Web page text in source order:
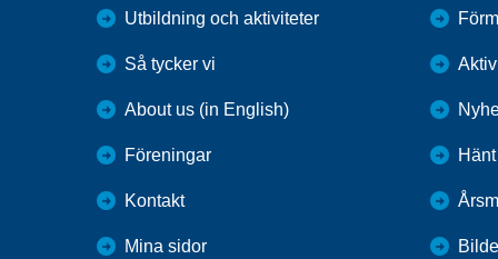
Utbildning och aktiviteter
Så tycker vi
About us (in English)
Föreningar
Kontakt
Mina sidor